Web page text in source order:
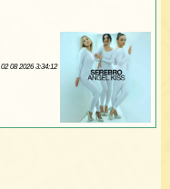
02 08 2026 3:34:12